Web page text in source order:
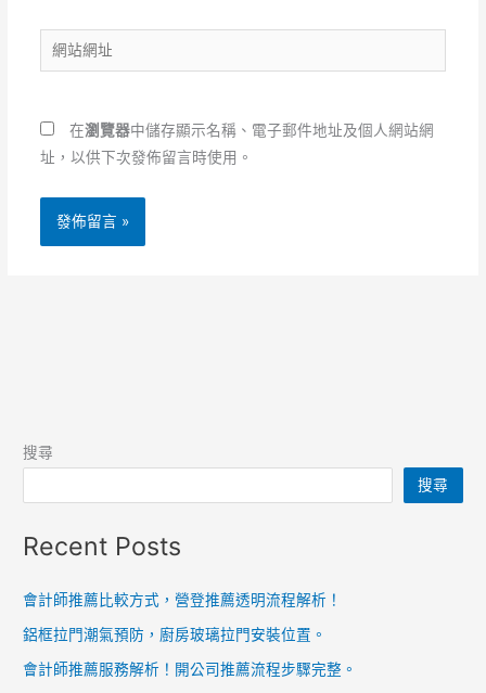
件
地
*
網
站
址
在瀏覽器中儲存顯示名稱、電子郵件地址及個人網站網
址，以供下次發佈留言時使用。
搜尋
搜尋
Recent Posts
會計師推薦比較方式，營登推薦透明流程解析！
鋁框拉門潮氣預防，廚房玻璃拉門安裝位置。
會計師推薦服務解析！開公司推薦流程步驟完整。